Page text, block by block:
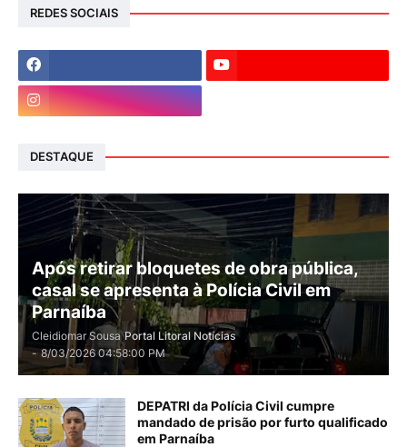
REDES SOCIAIS
DESTAQUE
Após retirar bloquetes de obra pública,
casal se apresenta à Polícia Civil em
Parnaíba
Cleidiomar Sousa Portal Litoral Notícias
- 8/03/2026 04:58:00 PM
DEPATRI da Polícia Civil cumpre
mandado de prisão por furto qualificado
em Parnaíba